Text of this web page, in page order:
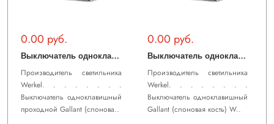
0.00 руб.
В
ыключатель одноклавишный проходной Gallant (слоновая кость) WL15-01-03
Производитель светильника
Werkel. . . . . . . .
Выключатель одноклавишный
проходной Gallant (слонова..
0.00 руб.
В
ыключатель одноклавишный Gallant (слоновая кость) WL15-01-01
Производитель светильника
Werkel. . . . . . . .
Выключатель одноклавишный
Gallant (слоновая кость) W..